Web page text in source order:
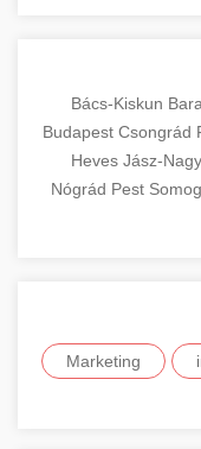
Bács-Kiskun
Budapest Csongrád
Heves Jász-
Nógrád Pest
Marketing